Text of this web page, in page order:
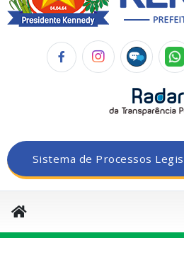
Sistema de Processos